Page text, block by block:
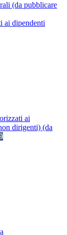
(da pubblicare
ai dipendenti
ai
dirigenti) (da